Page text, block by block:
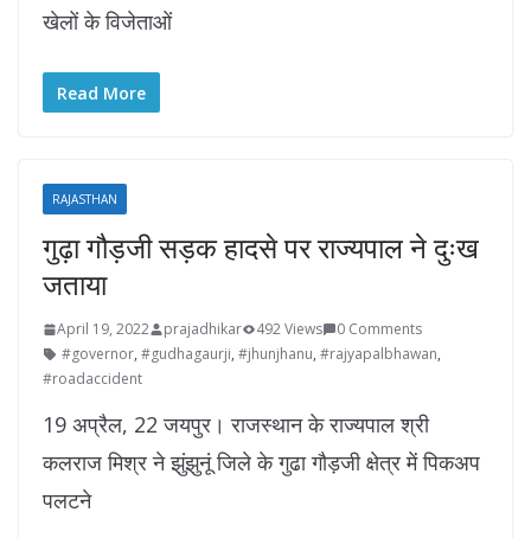
खेलों के विजेताओं
Read More
RAJASTHAN
गुढ़ा गौड़जी सड़क हादसे पर राज्यपाल ने दुःख
जताया
April 19, 2022 prajadhikar 492 Views
0 Comments
#governor, #gudhagaurji, #jhunjhanu, #rajyapalbhawan,
#roadaccident
19 अप्रैल, 22 जयपुर। राजस्थान के राज्यपाल श्री
कलराज मिश्र ने झुंझुनूं जिले के गुढा गौड़जी क्षेत्र में पिकअप
पलटने